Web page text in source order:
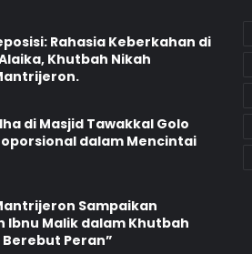
Rahasia Keberkahan di
Khutbah Nikah
di Masjid Tawakkal Golo
dalam Mencintai
Sampaikan
Ibnu Malik dalam Khutbah
Peran”